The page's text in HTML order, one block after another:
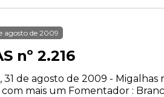
agosto de 2009
nº 2.216
de agosto de 2009 - Migalhas
mais um Fomentador :